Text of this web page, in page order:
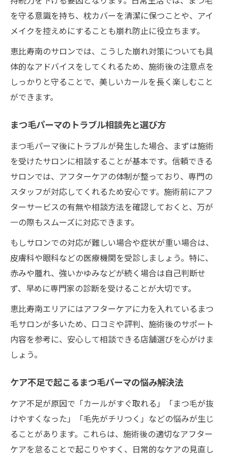
を守る意識を持ち、枕カバーを清潔に保つことや、アイ
メイクを控えめにすることも崩れ防止に役立ちます。
恵比寿南のサロンでは、こうした崩れ対策についても具
体的なアドバイスをしてくれるため、施術後の注意点を
しっかりと守ることで、美しいカールを長く楽しむこと
ができます。
まつ毛パーマのトラブル相談先と選び方
まつ毛パーマ後にトラブルが発生した場合、まずは施術
を受けたサロンに相談することが基本です。信頼できる
サロンでは、アフターケアの体制が整っており、専門の
スタッフが対応してくれるため安心です。施術前にアフ
ターサービスの有無や相談方法を確認しておくと、万が
一の際もスムーズに対応できます。
もしサロンでの対応が難しい場合や症状が重い場合は、
皮膚科や眼科などの医療機関を受診しましょう。特に、
赤みや腫れ、強いかゆみなどが続く場合は自己判断せ
ず、早めに専門家の診断を受けることが大切です。
恵比寿南エリアにはアフターケアに力を入れているまつ
毛サロンが多いため、口コミや評判、施術後のサポート
内容を参考に、安心して相談できる店舗選びを心がけま
しょう。
ケア不足で起こるまつ毛パーマの悩み解決法
ケア不足が原因で「カールがすぐ取れる」「まつ毛が抜
けやすくなった」「毛先がチリつく」などの悩みが生じ
ることがあります。これらは、施術後の適切なアフター
ケアを怠ることで起こりやすく、日常的なケアの見直し